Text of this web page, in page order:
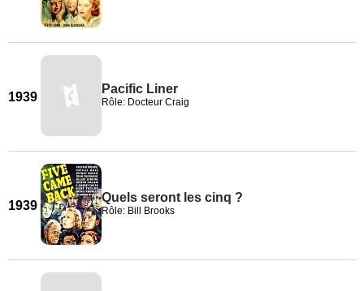
1939
Pacific Liner
Rôle: Docteur Craig
1939
Quels seront les cinq ?
Rôle: Bill Brooks